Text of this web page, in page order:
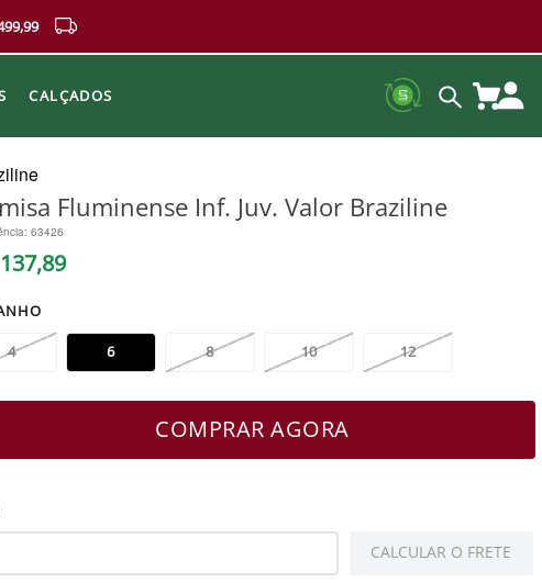
CALÇADOS
Fluminense Inf. Juv. Valor Braziline
: 63426
137,89
4 6 8 10 12
COMPRAR AGORA
CALCULAR O FRETE